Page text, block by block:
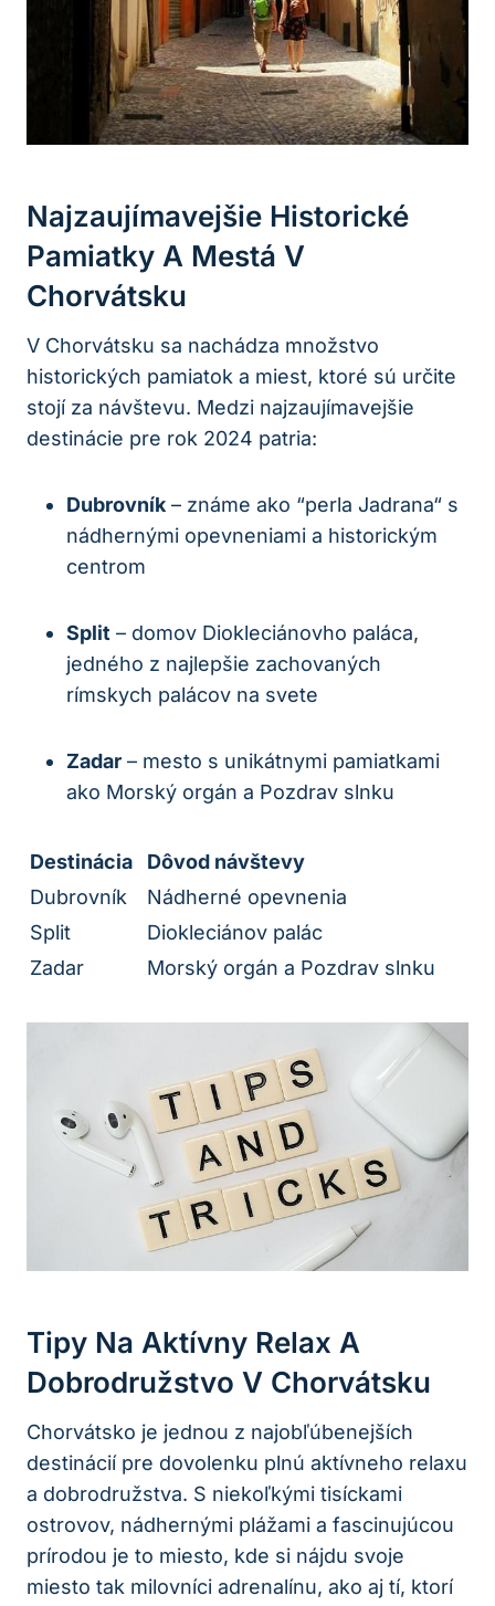
Najzaujímavejšie Historické
Pamiatky A Mestá‌ V
Chorvátsku
V Chorvátsku sa nachádza množstvo
historických‌ pamiatok a‌ miest, ktoré​ sú⁢ určite
stojí za návštevu. Medzi najzaujímavejšie
destinácie pre rok 2024 patria:
Dubrovník – známe ako ‍“perla Jadrana“ s
nádhernými opevneniami a historickým
centrom
Split – domov ‌Diokleciánovho paláca,
jedného z najlepšie zachovaných
rímskych palácov na ‌svete
Zadar – mesto s unikátnymi pamiatkami
ako Morský orgán a Pozdrav slnku
Destinácia
Dôvod ​návštevy
Dubrovník
Nádherné opevnenia
Split
Diokleciánov palác
Zadar
Morský orgán a⁢ Pozdrav slnku
Tipy‍ Na Aktívny Relax A
Dobrodružstvo ​v Chorvátsku
Chorvátsko je‌ jednou⁣ z najobľúbenejších⁤
destinácií pre dovolenku plnú aktívneho relaxu
a dobrodružstva. S niekoľkými tisíckami
ostrovov, nádhernými plážami ​a fascinujúcou
prírodou je ‍to miesto, kde si nájdu svoje
miesto tak milovníci adrenalínu, ako​ aj ‌tí, ktorí